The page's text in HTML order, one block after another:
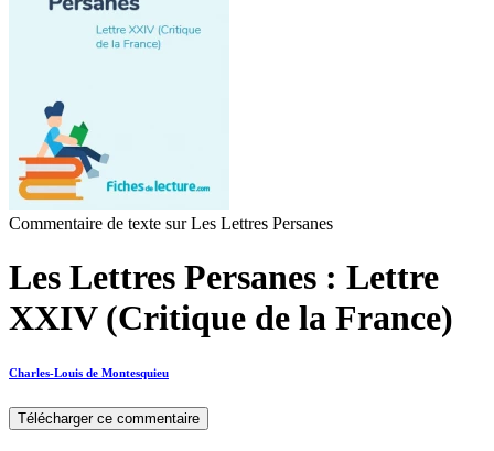
Commentaire de texte sur Les Lettres Persanes
Les Lettres Persanes : Lettre
XXIV (Critique de la France)
Charles-Louis de Montesquieu
Télécharger ce commentaire